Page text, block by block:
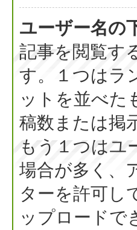
ユーザー名の
記事を閲覧す
す。１つはラ
ットを並べた
稿数または掲
もう１つはユ
場合が多く、
ターを許可し
ップロードで